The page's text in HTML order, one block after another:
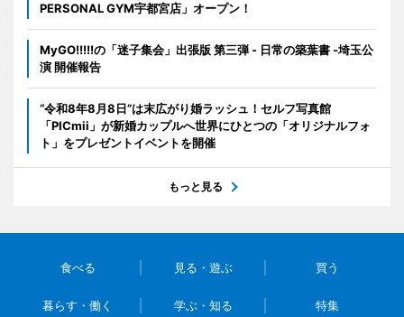
PERSONAL GYM宇都宮店」オープン！
MyGO!!!!!の「迷子集会」出張版 第三弾 - 日常の築葉書 -埼玉公
演 開催報告
“令和8年8月8日”は末広がり婚ラッシュ！セルフ写真館
「PICmii」が新婚カップルへ世界にひとつの「オリジナルフォ
ト」をプレゼントイベントを開催
もっと見る
食べる 見る・遊ぶ 買う
暮らす・働く 学ぶ・知る 特集